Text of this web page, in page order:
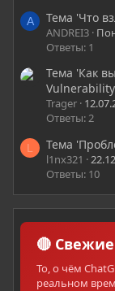
A Тема 'Что
ANDREI3
Ответы: 1
Тема 'Как
Trager
Ответы: 2
L Тема
l1nx321
Ответы: 10
🔴
То, о чём
реальном